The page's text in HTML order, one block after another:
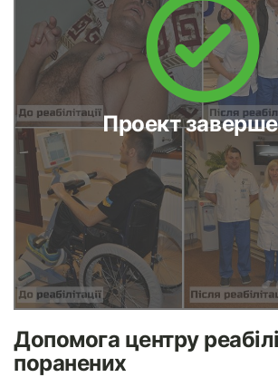
Проект
Допомога центру
поранених